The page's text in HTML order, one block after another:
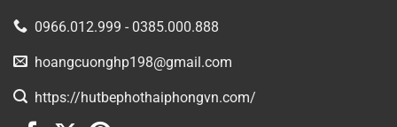
0966.012.999 - 0385.000.888
hoangcuonghp198@gmail.com
https://hutbephothaiphongvn.com/